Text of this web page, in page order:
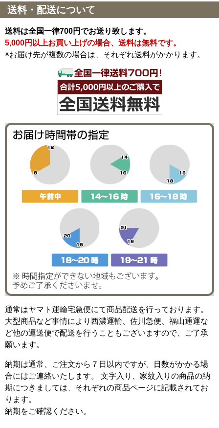
送料・配送について
送料は全国一律700円でお送り致します。
5,000円以上お買い上げの場合、送料は無料です。
※お届け先が複数の場合は、それぞれ送料がかかります。
通常はヤマト運輸宅急便にて商品配送を行っております。
大型商品など事情により西濃運輸、佐川急便、福山通運な
ど他の運送便で配送を行うこともございますので、ご了承
願います。
納期は通常、ご注文から７日以内ですが、日数がかかる場
合にはご連絡いたします。 文字入り、家紋入りの商品の納
期につきましては、それぞれの商品ページに記載されてお
ります。
納期をご確認ください。